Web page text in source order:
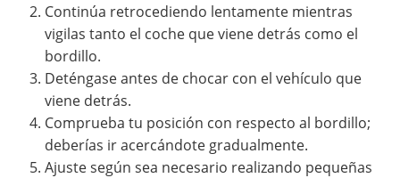
Continúa retrocediendo lentamente mientras
vigilas tanto el coche que viene detrás como el
bordillo.
Deténgase antes de chocar con el vehículo que
viene detrás.
Comprueba tu posición con respecto al bordillo;
deberías ir acercándote gradualmente.
Ajuste según sea necesario realizando pequeñas